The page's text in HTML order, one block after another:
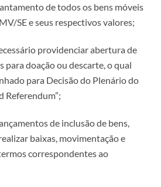
de todos os bens móveis
SE e seus respectivos valores;
providenciar abertura de
para doação ou descarte, o qual
para Decisão do Plenário do
Referendum”;
de inclusão de bens,
baixas, movimentação e
correspondentes ao